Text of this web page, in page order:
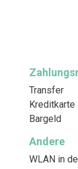
Transfer
Kreditkarte
Bargeld
Andere
WLAN in